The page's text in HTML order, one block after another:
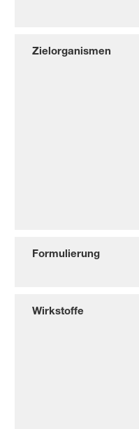
Zielorganismen
Formulierung
Wirkstoffe